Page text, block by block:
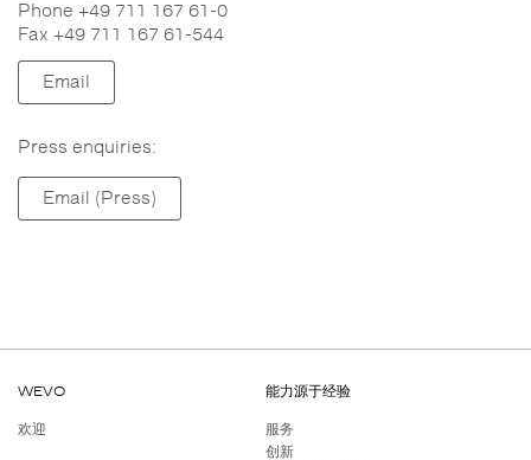
Phone +49 711 167 61-0
Fax +49 711 167 61-544
Email
Press enquiries:
Email (Press)
WEVO
欢迎
能力源于经验
服务
创新